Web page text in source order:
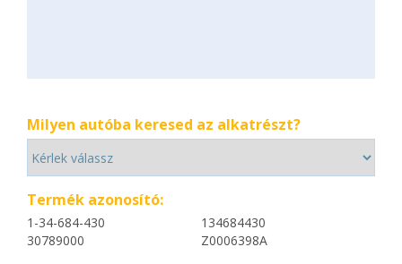
Milyen autóba keresed az alkatrészt?
Termék azonosító:
1-34-684-430
134684430
30789000
Z0006398A